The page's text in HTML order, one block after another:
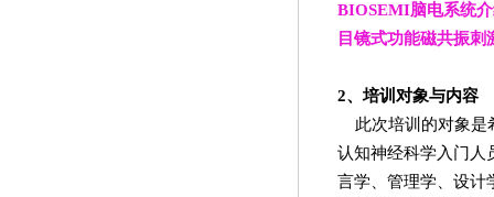
BIOSEMI脑电系统
目镜式功能磁共振刺
2、培训对象与内容
此次培训的对象是
认知神经科学入门人
言学、管理学、设计